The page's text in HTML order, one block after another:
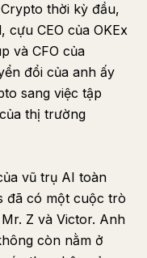
thời kỳ đầu,
cựu CEO của OKEx
và CFO của
đổi của anh ấy
sang việc tập
thị trường
vũ trụ AI toàn
đã có một cuộc trò
Z và Victor. Anh
còn nằm ở